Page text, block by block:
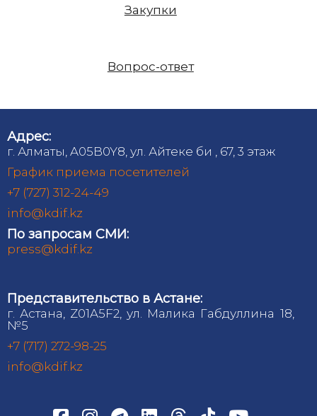
Закупки
Вопрос-ответ
Адрес:
г. Алматы, A05B0Y8, ул. Айтеке би , 67, 3 этаж
График приема посетителей
+7 (727) 312-24-49
info@kdif.kz
По запросам СМИ:
press@kdif.kz
Представительство в Астане:
г. Астана, Z01A5F2, ул. Малика Габдуллина 18,
№5
+7 (717) 272-98-25
info@kdif.kz